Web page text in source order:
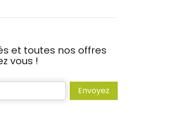
et toutes nos offres
vous !
Envoyez